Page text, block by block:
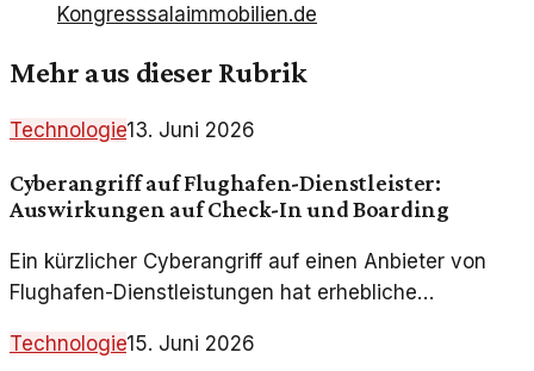
Kongresssalaimmobilien.de
Mehr aus dieser Rubrik
Technologie13. Juni 2026
Cyberangriff auf Flughafen-Dienstleister:
Auswirkungen auf Check-In und Boarding
Ein kürzlicher Cyberangriff auf einen Anbieter von
Flughafen-Dienstleistungen hat erhebliche
Die Vorfälle werfen Fragen zur Cybersicherheit in der
Technologie15. Juni 2026